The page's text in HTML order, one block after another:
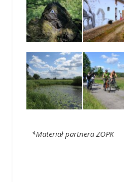
*Materiał partnera ZOPK